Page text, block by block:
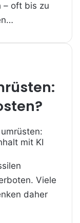
– oft bis zu
Viele
daher